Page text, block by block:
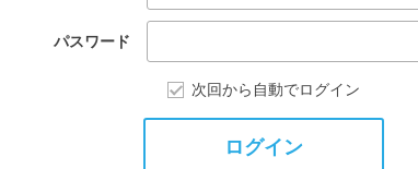
パスワード
次回から自動でログイン
ログイン